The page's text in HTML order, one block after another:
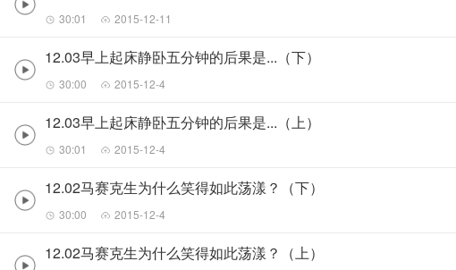
30:01 2015-12-11
12.03早上起床静卧五分钟的后果是...（下）
30:00 2015-12-4
12.03早上起床静卧五分钟的后果是...（上）
30:01 2015-12-4
12.02马赛克生为什么笑得如此荡漾？（下）
30:00 2015-12-4
12.02马赛克生为什么笑得如此荡漾？（上）